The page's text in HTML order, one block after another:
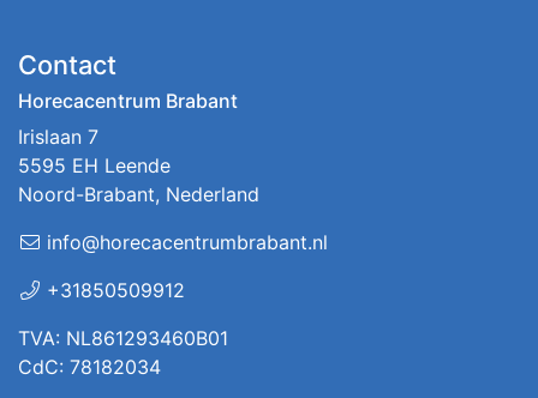
Contact
Horecacentrum Brabant
Irislaan 7
5595 EH Leende
Noord-Brabant, Nederland
info@horecacentrumbrabant.nl
+31850509912
TVA: NL861293460B01
CdC: 78182034